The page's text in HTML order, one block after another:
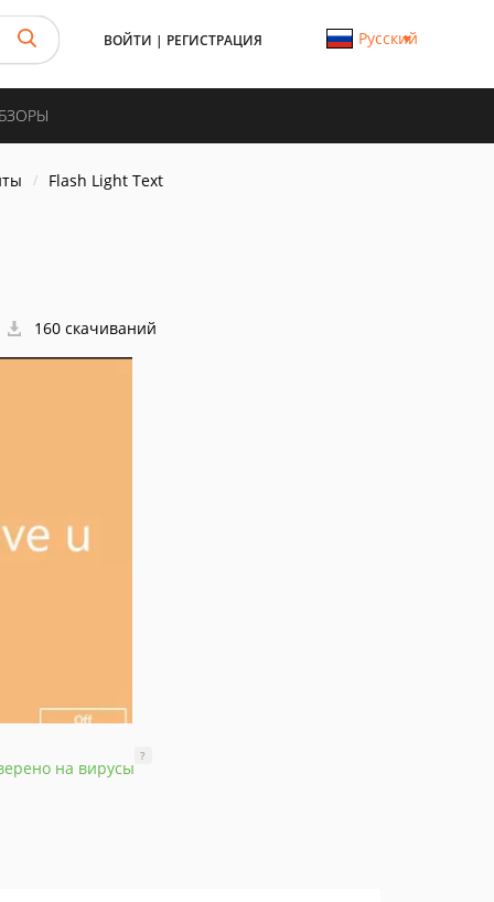
ВОЙТИ | РЕГИСТРАЦИЯ Русский
Flash Light Text
160 скачиваний
на вирусы
?